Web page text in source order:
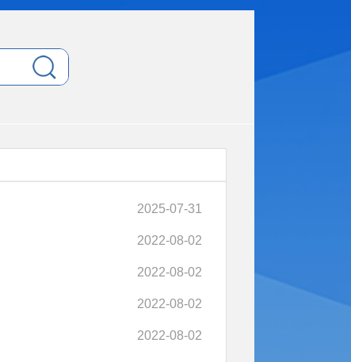
2025-07-31
2022-08-02
2022-08-02
2022-08-02
2022-08-02